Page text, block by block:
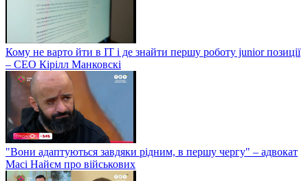
Кому не варто йти в IT і де знайти першу роботу junior позиції
– СЕО Кірілл Манковскі
"Вони адаптуються завдяки рідним, в першу чергу" – адвокат
Масі Найєм про військових